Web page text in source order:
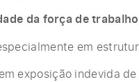
da força de trabalho
em
exposição indevida